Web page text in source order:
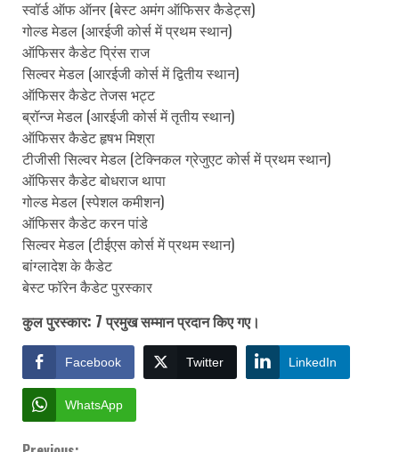
स्वॉर्ड ऑफ ऑनर (बेस्ट अमंग ऑफिसर कैडेट्स)
गोल्ड मेडल (आरईजी कोर्स में प्रथम स्थान)
ऑफिसर कैडेट प्रिंस राज
सिल्वर मेडल (आरईजी कोर्स में द्वितीय स्थान)
ऑफिसर कैडेट तेजस भट्ट
ब्रॉन्ज मेडल (आरईजी कोर्स में तृतीय स्थान)
ऑफिसर कैडेट हृषभ मिश्रा
टीजीसी सिल्वर मेडल (टेक्निकल ग्रेजुएट कोर्स में प्रथम स्थान)
ऑफिसर कैडेट बोधराज थापा
गोल्ड मेडल (स्पेशल कमीशन)
ऑफिसर कैडेट करन पांडे
सिल्वर मेडल (टीईएस कोर्स में प्रथम स्थान)
बांग्लादेश के कैडेट
बेस्ट फॉरेन कैडेट पुरस्कार
कुल पुरस्कार: 7 प्रमुख सम्मान प्रदान किए गए।
Facebook Twitter LinkedIn
WhatsApp